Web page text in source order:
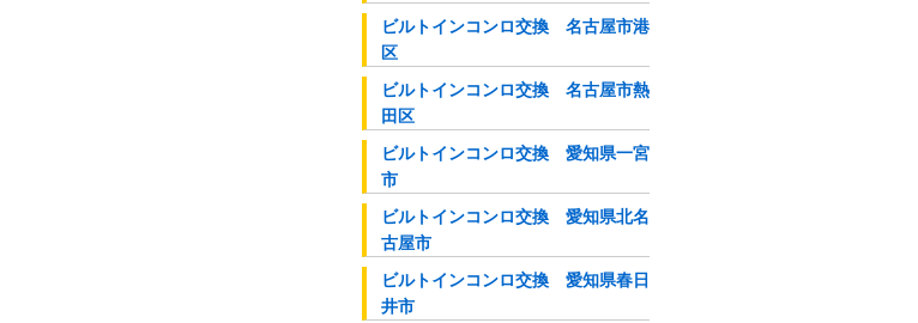
ビルトインコンロ交換 名古屋市港
区
ビルトインコンロ交換 名古屋市熱
田区
ビルトインコンロ交換 愛知県一宮
市
ビルトインコンロ交換 愛知県北名
古屋市
ビルトインコンロ交換 愛知県春日
井市